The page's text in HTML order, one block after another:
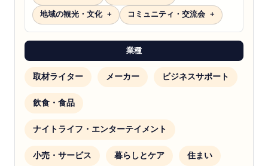
地域の観光・文化 コミュニティ・交流会
業種
取材ライター メーカー ビジネスサポート
飲食・食品
ナイトライフ・エンターテイメント
小売・サービス 暮らしとケア 住まい